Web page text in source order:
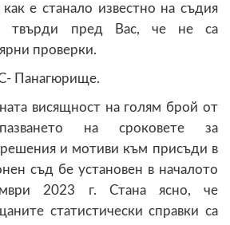
е станало известно на съдия
твърди пред Вас, че не са
проверки.
Панагюрище.
висящност на голям брой от
на сроковете за
решения и мотиви към присъди в
съд бе установен в началото
2023 г. Стана ясно, че
статистически справки са